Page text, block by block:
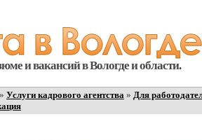
и вакансий в Вологде и области.
» Услуги кадрового агентства » Для